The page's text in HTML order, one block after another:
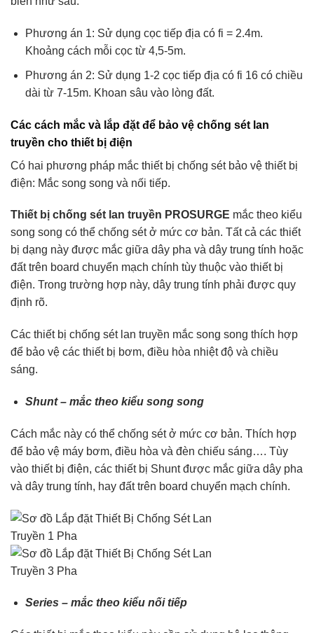
Phương án 1: Sử dụng cọc tiếp địa có fi = 2.4m.
Khoảng cách mỗi cọc từ 4,5-5m.
Phương án 2: Sử dụng 1-2 cọc tiếp địa có fi 16 có chiều
dài từ 7-15m. Khoan sâu vào lòng đất.
Các cách mắc và lắp đặt để bảo vệ chống sét lan
truyền cho thiết bị điện
Có hai phương pháp mắc thiết bị chống sét bảo vệ thiết bị
điện: Mắc song song và nối tiếp.
Thiết bị chống sét lan truyền PROSURGE mắc theo kiểu
song song có thể chống sét ở mức cơ bản. Tất cả các thiết
bị dạng này được mắc giữa dây pha và dây trung tính hoặc
đất trên board chuyển mạch chính tùy thuộc vào thiết bị
điện. Trong trường hợp này, dây trung tính phải được quy
định rõ.
Các thiết bị chống sét lan truyền mắc song song thích hợp
để bảo vệ các thiết bị bơm, điều hòa nhiệt độ và chiều
sáng.
Shunt – mắc theo kiểu song song
Cách mắc này có thể chống sét ở mức cơ bản. Thích hợp
để bảo vệ máy bơm, điều hòa và đèn chiếu sáng…. Tùy
vào thiết bị điện, các thiết bị Shunt được mắc giữa dây pha
và dây trung tính, hay đất trên board chuyển mạch chính.
Series – mắc theo kiểu nối tiếp